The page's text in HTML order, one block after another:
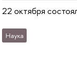
22 октября
Наука